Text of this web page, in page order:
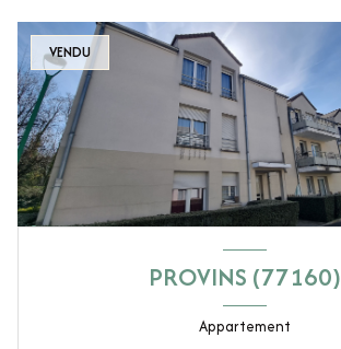
VENDU
PROVINS (77160)
Appartement